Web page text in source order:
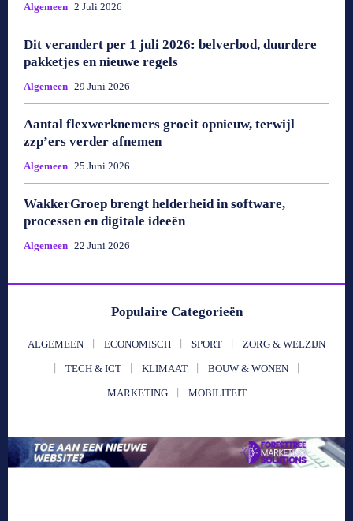
Algemeen 2 Juli 2026
Dit verandert per 1 juli 2026: belverbod, duurdere
pakketjes en nieuwe regels
Algemeen 29 Juni 2026
Aantal flexwerknemers groeit opnieuw, terwijl
zzp’ers verder afnemen
Algemeen 25 Juni 2026
WakkerGroep brengt helderheid in software,
processen en digitale ideeën
Algemeen 22 Juni 2026
Populaire Categorieën
ALGEMEEN ECONOMISCH SPORT ZORG & WELZIJN
TECH & ICT KLIMAAT BOUW & WONEN
MARKETING MOBILITEIT